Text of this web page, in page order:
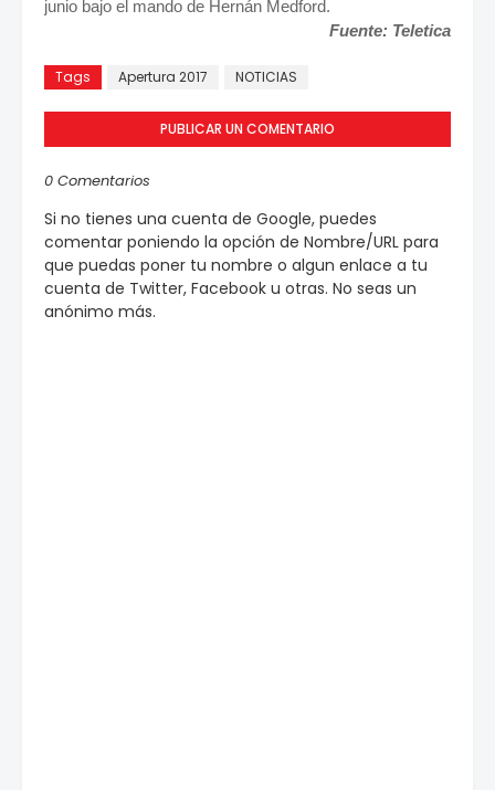
junio bajo el mando de Hernán Medford.
Fuente: Teletica
Tags Apertura 2017 NOTICIAS
PUBLICAR UN COMENTARIO
0 Comentarios
Si no tienes una cuenta de Google, puedes
comentar poniendo la opción de Nombre/URL para
que puedas poner tu nombre o algun enlace a tu
cuenta de Twitter, Facebook u otras. No seas un
anónimo más.